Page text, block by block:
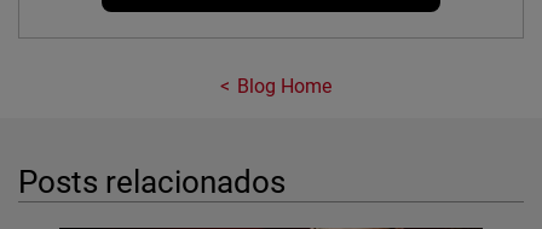
Blog Home
Posts relacionados